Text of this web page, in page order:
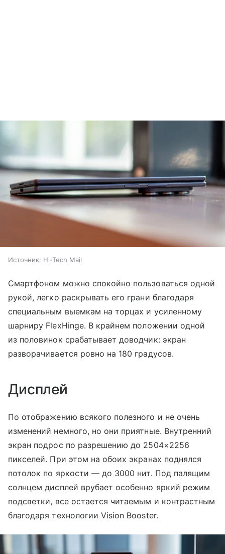
Источник: Hi-Tech Mail
Смартфоном можно спокойно пользоваться одной
рукой, легко раскрывать его грани благодаря
специальным выемкам на торцах и усиленному
шарниру FlexHinge. В крайнем положении одной
из половинок срабатывает доводчик: экран
разворачивается ровно на 180 градусов.
Дисплей
По отображению всякого полезного и не очень
изменений немного, но они приятные. Внутренний
экран подрос по разрешению до 2504×2256
пикселей. При этом на обоих экранах поднялся
потолок по яркости — до 3000 нит. Под палящим
солнцем дисплей врубает особенно яркий режим
подсветки, все остается читаемым и контрастным
благодаря технологии Vision Booster.